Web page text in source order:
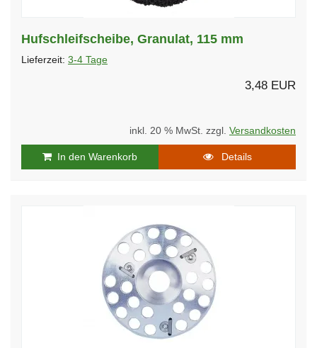
Hufschleifscheibe, Granulat, 115 mm
Lieferzeit: 3-4 Tage
3,48 EUR
inkl. 20 % MwSt. zzgl. Versandkosten
In den Warenkorb Details